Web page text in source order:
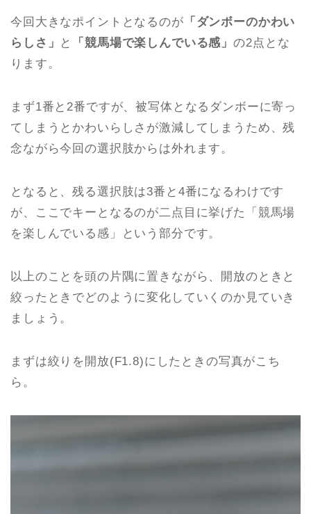
今回大きなポイントとなるのが 「ダンボーのかわい
らしさ」
と 「競馬場で楽しんでいる感」の2点とな
ります。
まず1番と2番ですが、被写体となるダンボーに寄っ
てしまうとかわいらしさが激減してしまうため、残
念ながら今回の選択肢からは外れます。
となると、残る選択肢は3番と4番になるわけです
が、ここでキーとなるのが二点目に挙げた「競馬場
を楽しんでいる感」という部分です。
以上のことを頭の片隅に置きながら、開放のときと
絞ったときでどのように変化していくのか見ていき
ましょう。
まずは絞りを開放(F1.8)にしたときの写真がこち
ら。